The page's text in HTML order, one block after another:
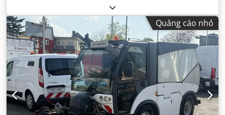
Quảng cáo nhỏ